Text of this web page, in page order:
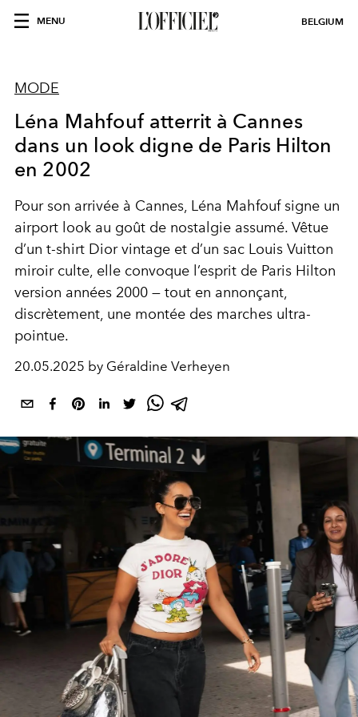
MENU BELGIUM
MODE
Léna Mahfouf atterrit à Cannes
dans un look digne de Paris Hilton
en 2002
Pour son arrivée à Cannes, Léna Mahfouf signe un
airport look au goût de nostalgie assumé. Vêtue
d’un t-shirt Dior vintage et d’un sac Louis Vuitton
miroir culte, elle convoque l’esprit de Paris Hilton
version années 2000 — tout en annonçant,
discrètement, une montée des marches ultra-
pointue.
20.05.2025 by Géraldine Verheyen